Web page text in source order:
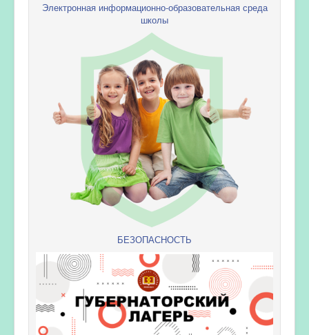
Электронная информационно-образовательная среда
школы
БЕЗОПАСНОСТЬ